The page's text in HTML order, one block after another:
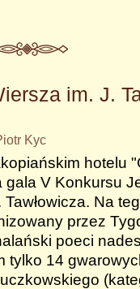
im. J.
Kyc
hotelu
gala V Konkursu
Tawłowicza. Na
przez
poeci
tylko 14